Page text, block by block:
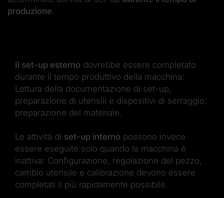
produzione.
Il set-up esterno dovrebbe essere completato
durante il tempo produttivo della macchina:
Lettura della documentazione di set-up,
preparazione di utensili e dispositivi di serraggio,
preparazione del materiale.
Le attività di set-up interno possono invece
essere eseguite solo quando la macchina è
inattiva: Configurazione, regolazione del pezzo,
cambio utensile e calibrazione devono essere
completati il più rapidamente possibile.